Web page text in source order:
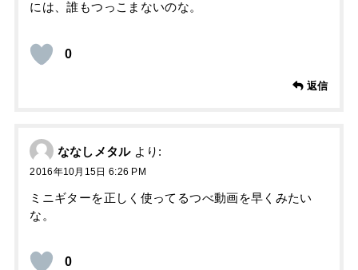
には、誰もつっこまないのな。
0
返信
ななしメタル より:
2016年10月15日 6:26 PM
ミニギターを正しく使ってるつべ動画を早くみたい
な。
0